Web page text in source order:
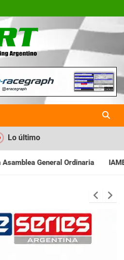
| La Revista
Karting en
Lo último
IAME SERIES ARGENTINA: